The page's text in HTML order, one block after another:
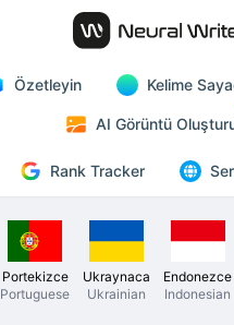
Özetleyin Kelime
AI Görüntü
Rank Tracker
Portekizce
Portuguese
Ukraynaca
Ukrainian
Endonezce
Indonesian